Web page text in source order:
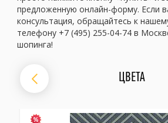
предложенную онлайн-форму. Если
консультация, обращайтесь к
телефону +7 (495) 255-04-74 в
шопинга!
ЦВЕТА